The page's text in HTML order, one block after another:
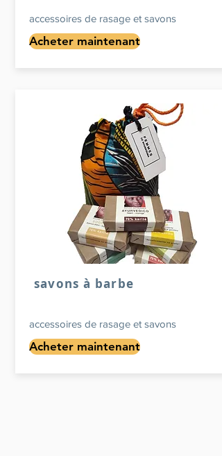
accessoires de rasage et savons
Acheter maintenant
savons à barbe
accessoires de rasage et savons
Acheter maintenant